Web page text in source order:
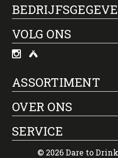
VOLG ONS
ASSORTIMENT
OVER ONS
SERVICE
© 2026 Dare to